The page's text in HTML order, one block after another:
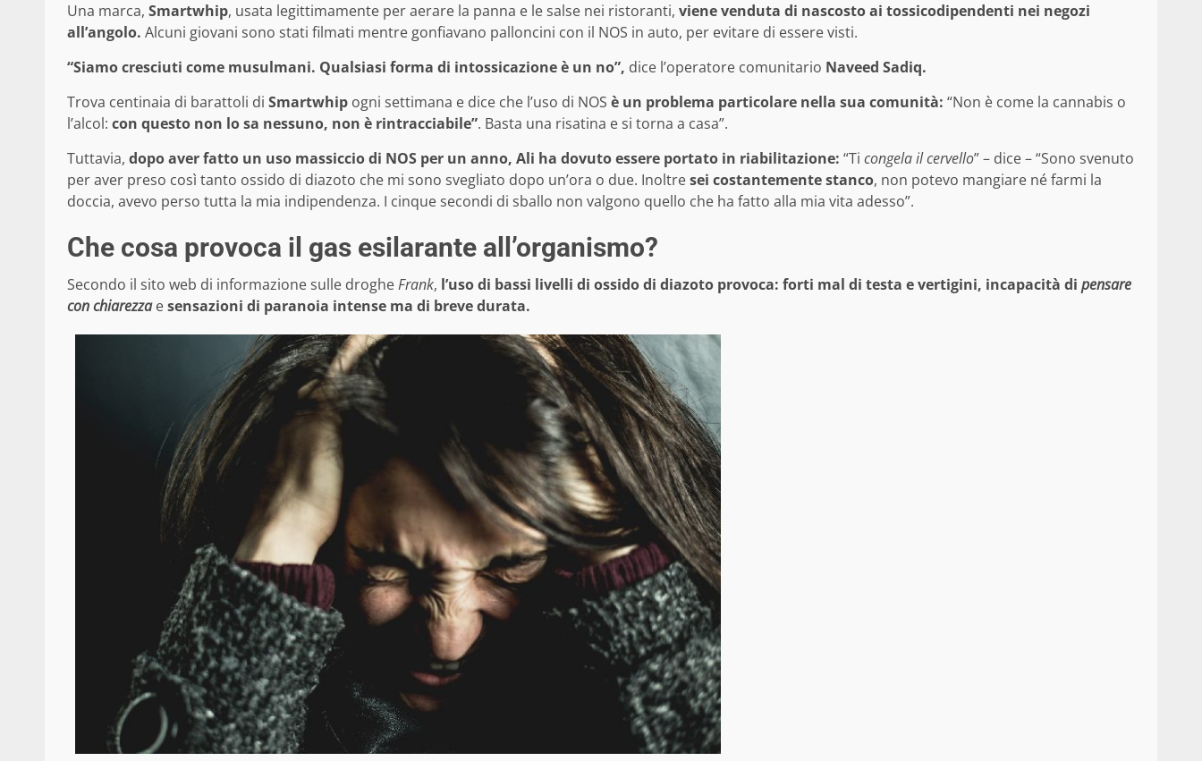
Una marca, Smartwhip, usata legittimamente per aerare la panna e le salse nei ristoranti, viene venduta di nascosto ai tossicodipendenti nei negozi
all’angolo. Alcuni giovani sono stati filmati mentre gonfiavano palloncini con il NOS in auto, per evitare di essere visti.
“Siamo cresciuti come musulmani. Qualsiasi forma di intossicazione è un no”, dice l’operatore comunitario Naveed Sadiq.
Trova centinaia di barattoli di Smartwhip ogni settimana e dice che l’uso di NOS è un problema particolare nella sua comunità: “Non è come la cannabis o
l’alcol: con questo non lo sa nessuno, non è rintracciabile”. Basta una risatina e si torna a casa”.
Tuttavia, dopo aver fatto un uso massiccio di NOS per un anno, Ali ha dovuto essere portato in riabilitazione: “Ti congela il cervello” – dice – “Sono svenuto
per aver preso così tanto ossido di diazoto che mi sono svegliato dopo un’ora o due. Inoltresei costantemente stanco, non potevo mangiare né farmi la
doccia, avevo perso tutta la mia indipendenza. I cinque secondi di sballo non valgono quello che ha fatto alla mia vita adesso”.
Che cosa provoca il gas esilarante all’organismo?
Secondo il sito web di informazione sulle drogheFrank, l’uso di bassi livelli di ossido di diazoto provoca: forti mal di testa e vertigini, incapacità di pensare
con chiarezzaesensazioni di paranoia intense ma di breve durata.